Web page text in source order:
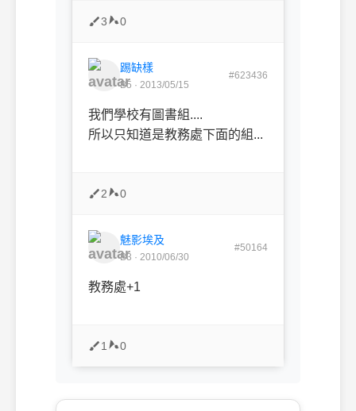
3 0
踢缺樣
B5 · 2013/05/15
#623436
我們學校有圖書組....
所以只知道是教務處下面的組...
2 0
魅影埃及
B3 · 2010/06/30
#50164
教務處+1
1 0